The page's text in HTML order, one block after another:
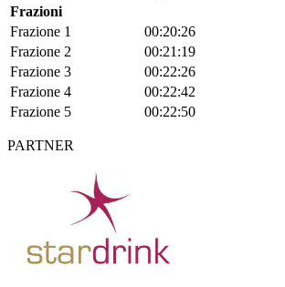
Frazioni
Frazione 1
00:20:26
Frazione 2
00:21:19
Frazione 3
00:22:26
Frazione 4
00:22:42
Frazione 5
00:22:50
PARTNER